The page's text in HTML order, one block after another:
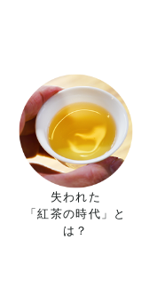
失われた
「紅茶の時代」と
は？